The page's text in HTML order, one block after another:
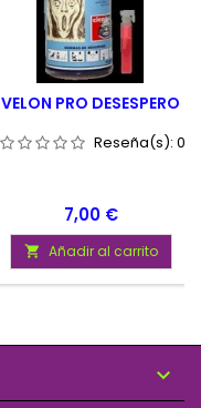
VELON PRO DESESPERO
Reseña(s): 0
Precio
7,00 €
 Añadir al carrito
